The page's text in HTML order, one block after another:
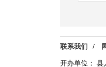
联系我们 /
开办单位： 县